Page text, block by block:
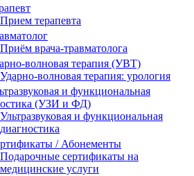
Прием терапевта
Приём врача-травматолога
волновая терапия (УВТ)
Ударно-волновая терапия: урология
и функциональная
(УЗИ и ФД)
Ультразвуковая и функциональная
диагностика
/ Абонементы
Подарочные сертификаты на
медицинские услуги